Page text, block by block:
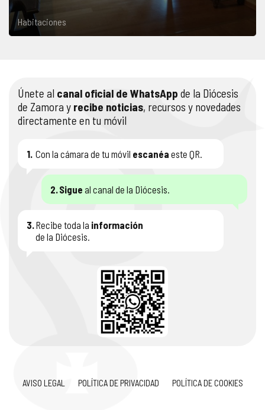
Habitaciones
Únete al canal oficial de WhatsApp de la Diócesis
de Zamora y recibe noticias, recursos y novedades
directamente en tu móvil
1. Con la cámara de tu móvil escanéa este QR.
2.Sigue al canal de la Diócesis.
3.Recibe toda la información
de la Diócesis.
AVISO LEGAL POLÍTICA DE PRIVACIDAD POLÍTICA DE COOKIES